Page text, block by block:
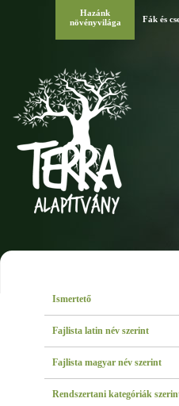
Hazánk
növényvilága
Fák és
Ismertető
Fajlista latin név szerint
Fajlista magyar név szerint
Rendszertani kategóriák